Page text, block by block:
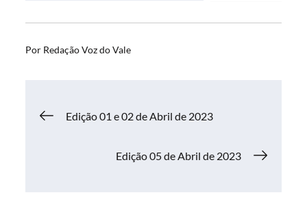
Por Redação Voz do Vale
Navegação
Edição 01 e 02 de Abril de 2023
Edição 05 de Abril de 2023